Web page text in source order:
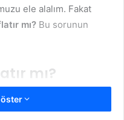
ele alalım. Fakat
mı? Bu sorunun
mı?
listelerinde tercih
ana malzeme olarak